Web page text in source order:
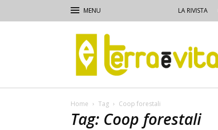
LA RIVISTA
Terra
e
Vita
Home Tag Coop forestali
Tag: Coop forestali